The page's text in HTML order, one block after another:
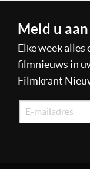
Meld u
Elke week
filmnieuws in
Filmkrant